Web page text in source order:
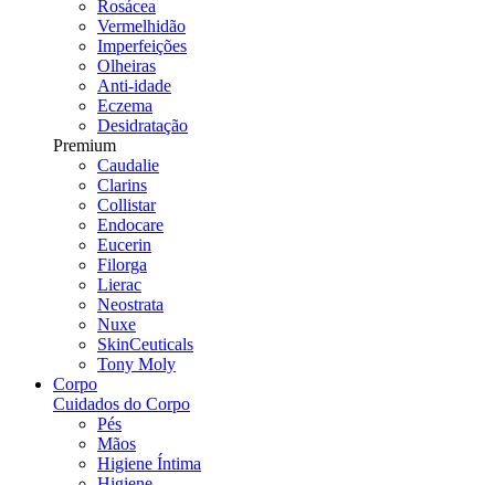
Rosácea
Vermelhidão
Imperfeições
Olheiras
Anti-idade
Eczema
Desidratação
Premium
Caudalie
Clarins
Collistar
Endocare
Eucerin
Filorga
Lierac
Neostrata
Nuxe
SkinCeuticals
Tony Moly
Corpo
Cuidados do Corpo
Pés
Mãos
Higiene Íntima